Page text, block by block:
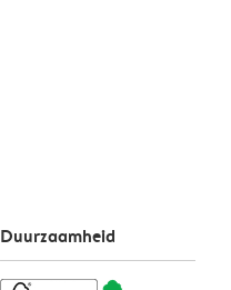
Duurzaamheid